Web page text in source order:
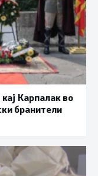
Карпалак во
бранители